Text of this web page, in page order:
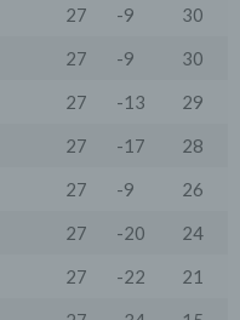
27 -9
30
27 -9
30
27 -13
29
27 -17
28
27 -9
26
27 -20
24
27 -22
21
Dienste-, Service-
Kundendienstes
notwendig ist (z.B.
um unsere
an Lieferanten).
(per Kontaktformular
des Nutzers zwecks